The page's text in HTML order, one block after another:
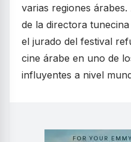
varias regiones
de la directora
el jurado del festival
cine árabe en uno de
influyentes a nivel